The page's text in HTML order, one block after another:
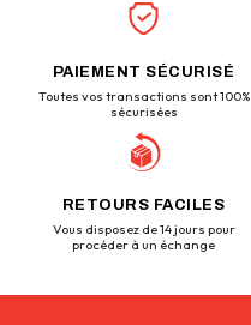
PAIEMENT SÉCURISÉ
Toutes vos transactions sont 100%
sécurisées
RETOURS FACILES
Vous disposez de 14 jours pour
procéder à un échange